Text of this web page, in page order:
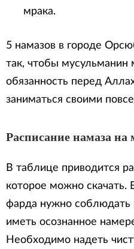
мрака.
5 намазов в городе
так, чтобы мусульманин
обязанность перед
заниматься своими
Расписание намаза на
В таблице приводится
которое можно скачать.
фарда нужно соблюдать
иметь осознанное
Необходимо надеть